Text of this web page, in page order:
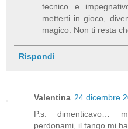
tecnico e
metterti in gioco,
magico. Non ti resta
Rispondi
Valentina 24 dicembre
P.s. dimenticavo…
perdonami, il tango mi